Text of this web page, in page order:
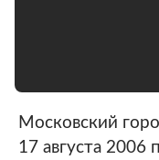
Московский
17 августа 2006